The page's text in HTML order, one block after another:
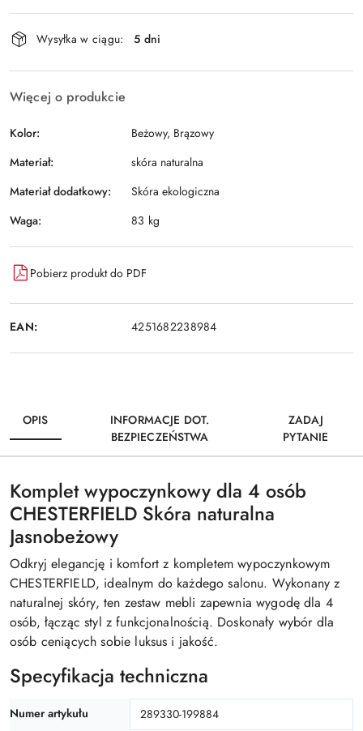
Dostępność
i
dostawa
Wysyłka w ciągu: 5 dni
Więcej o produkcie
Kolor:
Beżowy, Brązowy
Materiał:
skóra naturalna
Materiał dodatkowy:
Skóra ekologiczna
Waga:
83 kg
Pobierz produkt do PDF
EAN: 4251682238984
OPIS
INFORMACJE DOT.
BEZPIECZEŃSTWA
ZADAJ
PYTANIE
Komplet wypoczynkowy dla 4 osób
CHESTERFIELD Skóra naturalna
Jasnobeżowy
Odkryj elegancję i komfort z kompletem wypoczynkowym
CHESTERFIELD, idealnym do każdego salonu. Wykonany z
naturalnej skóry, ten zestaw mebli zapewnia wygodę dla 4
osób, łącząc styl z funkcjonalnością. Doskonały wybór dla
osób ceniących sobie luksus i jakość.
Specyfikacja techniczna
Numer artykułu
289330-199884